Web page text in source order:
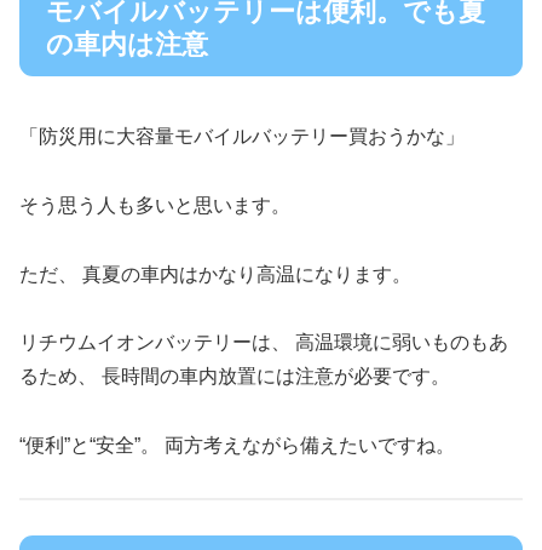
モバイルバッテリーは便利。でも夏
の車内は注意
「防災用に大容量モバイルバッテリー買おうかな」
そう思う人も多いと思います。
ただ、 真夏の車内はかなり高温になります。
リチウムイオンバッテリーは、 高温環境に弱いものもあ
るため、 長時間の車内放置には注意が必要です。
“便利”と“安全”。 両方考えながら備えたいですね。